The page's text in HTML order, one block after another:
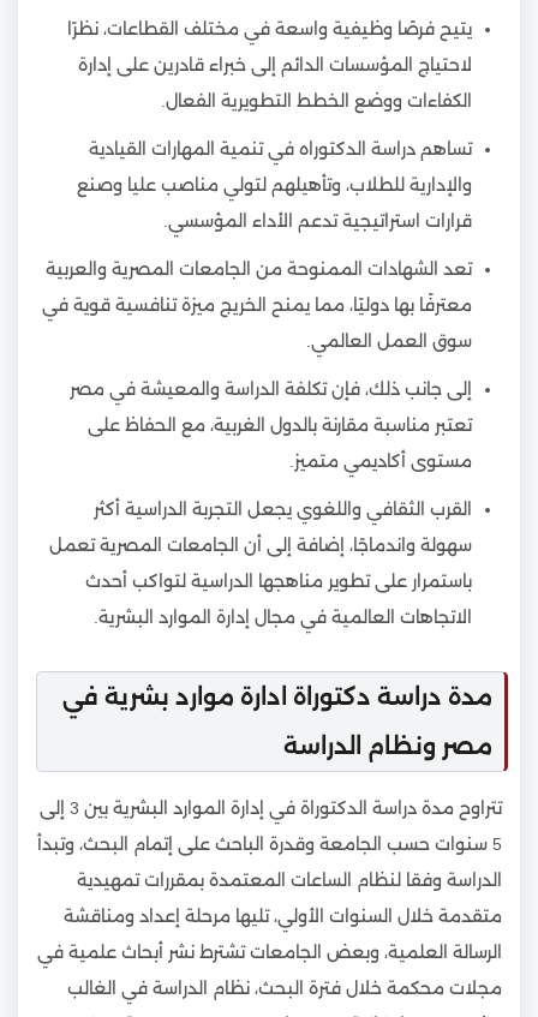
يتيح فرصًا وظيفية واسعة في مختلف القطاعات، نظرًا
لاحتياج المؤسسات الدائم إلى خبراء قادرين على إدارة
الكفاءات ووضع الخطط التطويرية الفعال.
تساهم دراسة الدكتوراه في تنمية المهارات القيادية
والإدارية للطلاب، وتأهيلهم لتولي مناصب عليا وصنع
قرارات استراتيجية تدعم الأداء المؤسسي.
تعد الشهادات الممنوحة من الجامعات المصرية والعربية
معترفًا بها دوليًا، مما يمنح الخريج ميزة تنافسية قوية في
سوق العمل العالمي.
إلى جانب ذلك، فإن تكلفة الدراسة والمعيشة في مصر
تعتبر مناسبة مقارنة بالدول الغربية، مع الحفاظ على
مستوى أكاديمي متميز.
القرب الثقافي واللغوي يجعل التجربة الدراسية أكثر
سهولة واندماجًا، إضافة إلى أن الجامعات المصرية تعمل
باستمرار على تطوير مناهجها الدراسية لتواكب أحدث
الاتجاهات العالمية في مجال إدارة الموارد البشرية.
مدة دراسة دكتوراة ادارة موارد بشرية في
مصر ونظام الدراسة
تتراوح مدة دراسة الدكتوراة في إدارة الموارد البشرية بين 3 إلى
5 سنوات حسب الجامعة وقدرة الباحث على إتمام البحث، وتبدأ
الدراسة وفقا لنظام الساعات المعتمدة بمقررات تمهيدية
متقدمة خلال السنوات الأولي، تليها مرحلة إعداد ومناقشة
الرسالة العلمية، وبعض الجامعات تشترط نشر أبحاث علمية في
مجلات محكمة خلال فترة البحث، نظام الدراسة في الغالب